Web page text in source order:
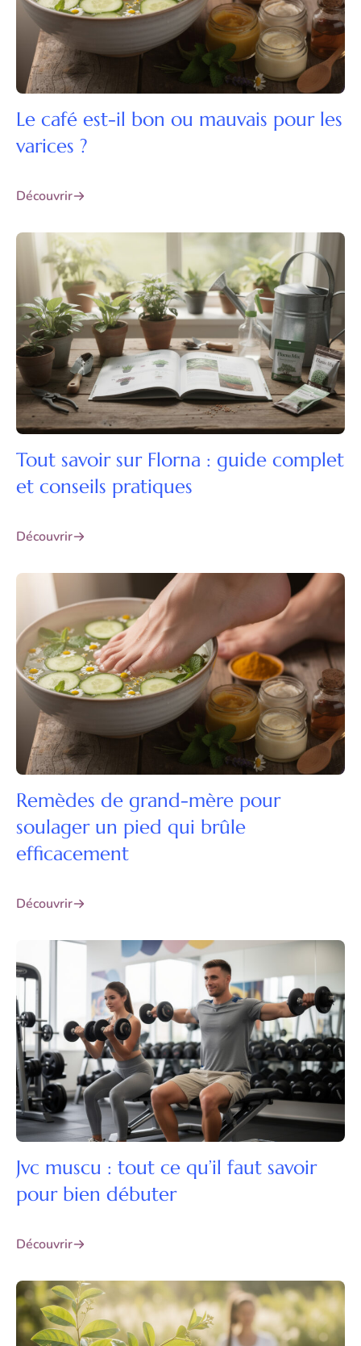
Le café est-il bon ou mauvais pour les
varices ?
Découvrir
Tout savoir sur Florna : guide complet
et conseils pratiques
Découvrir
Remèdes de grand-mère pour
soulager un pied qui brûle
efficacement
Découvrir
Jvc muscu : tout ce qu’il faut savoir
pour bien débuter
Découvrir